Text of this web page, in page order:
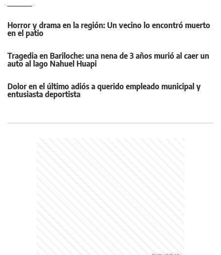
Horror y drama en la región: Un vecino lo encontró muerto
en el patio
Tragedia en Bariloche: una nena de 3 años murió al caer un
auto al lago Nahuel Huapi
Dolor en el último adiós a querido empleado municipal y
entusiasta deportista